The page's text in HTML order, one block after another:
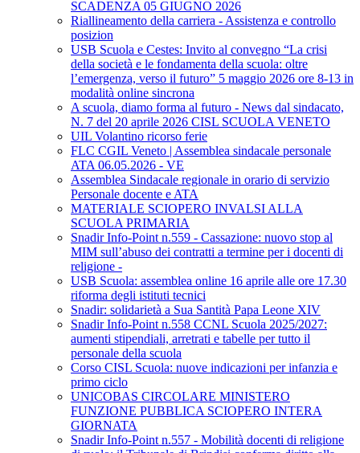
SCADENZA 05 GIUGNO 2026
Riallineamento della carriera - Assistenza e controllo
posizion
USB Scuola e Cestes: Invito al convegno “La crisi
della società e le fondamenta della scuola: oltre
l’emergenza, verso il futuro” 5 maggio 2026 ore 8-13 in
modalità online sincrona
A scuola, diamo forma al futuro - News dal sindacato,
N. 7 del 20 aprile 2026 CISL SCUOLA VENETO
UIL Volantino ricorso ferie
FLC CGIL Veneto | Assemblea sindacale personale
ATA 06.05.2026 - VE
Assemblea Sindacale regionale in orario di servizio
Personale docente e ATA
MATERIALE SCIOPERO INVALSI ALLA
SCUOLA PRIMARIA
Snadir Info-Point n.559 - Cassazione: nuovo stop al
MIM sull’abuso dei contratti a termine per i docenti di
religione -
USB Scuola: assemblea online 16 aprile alle ore 17.30
riforma degli istituti tecnici
Snadir: solidarietà a Sua Santità Papa Leone XIV
Snadir Info-Point n.558 CCNL Scuola 2025/2027:
aumenti stipendiali, arretrati e tabelle per tutto il
personale della scuola
Corso CISL Scuola: nuove indicazioni per infanzia e
primo ciclo
UNICOBAS CIRCOLARE MINISTERO
FUNZIONE PUBBLICA SCIOPERO INTERA
GIORNATA
Snadir Info-Point n.557 - Mobilità docenti di religione